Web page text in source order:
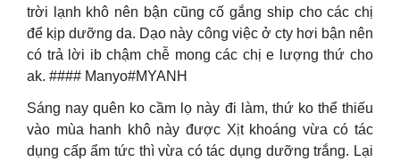
trời lạnh khô nên bận cũng cố gắng ship cho các chị
để kịp dưỡng da. Dạo này công việc ở cty hơi bận nên
có trả lời ib chậm chễ mong các chị e lượng thứ cho
ak. #### Manyo#MYANH
Sáng nay quên ko cầm lọ này đi làm, thứ ko thể thiếu
vào mùa hanh khô này được Xịt khoáng vừa có tác
dụng cấp ẩm tức thì vừa có tác dụng dưỡng trắng. Lại